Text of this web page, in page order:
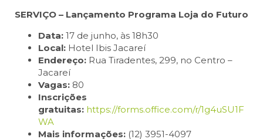
SERVIÇO – Lançamento Programa Loja do Futuro
Data: 17 de junho, às 18h30
Local: Hotel Ibis Jacareí
Endereço: Rua Tiradentes, 299, no Centro –
Jacareí
Vagas: 80
Inscrições
gratuitas: https://forms.office.com/r/1g4uSU1F
WA
Mais informações: (12) 3951-4097